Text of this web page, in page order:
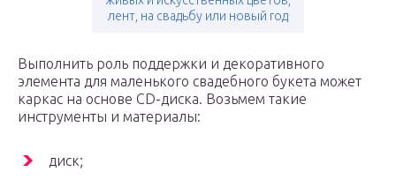
лент, на свадьбу или новый год
Выполнить роль поддержки и декоративного
элемента для маленького свадебного букета может
каркас на основе CD-диска. Возьмем такие
инструменты и материалы:
диск;